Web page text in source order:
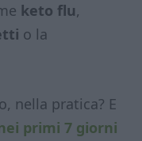
keto flu,
o la
nella pratica? E
primi 7 giorni